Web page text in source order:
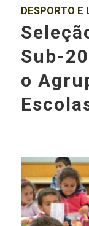
DESPORTO E
Sub-
o